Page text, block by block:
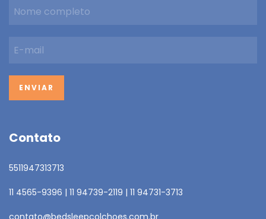
Contato
5511947313713
11 4565-9396 | 11 94739-2119 | 11 94731-3713